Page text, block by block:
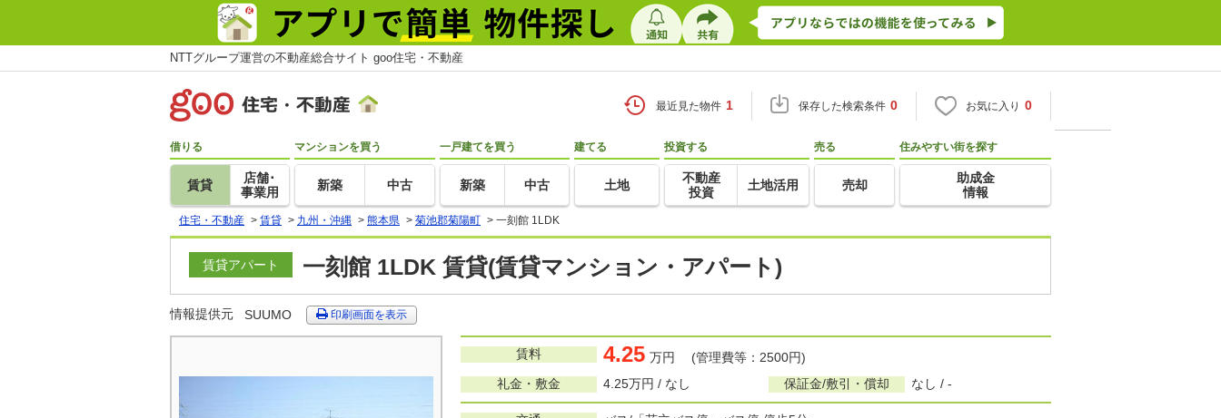
NTTグループ運営の不動産総合サイト goo住宅・不動産
最近見た物件 1 保存した検索条件 0 お気に入り 0
借りる
賃貸
店舗･
事業用
マンションを買う
新築 中古
一戸建てを買う
新築 中古
建てる
土地
投資する
不動産
投資
土地活用
売る
売却
住みやすい街を探す
助成金
情報
住宅・不動産 > 賃貸 > 九州・沖縄 > 熊本県 > 菊池郡菊陽町 > 一刻館 1LDK
賃貸アパート 一刻館 1LDK 賃貸(賃貸マンション・アパート)
情報提供元 SUUMO 印刷画面を表示
賃料 4.25 万円 (管理費等：2500円)
礼金・敷金
4.25万円 / なし 保証金/敷引・償却 なし / -